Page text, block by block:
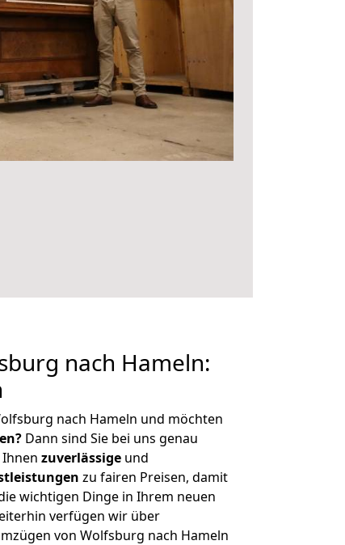
nach Hameln:
nach Hameln und möchten
Dann sind Sie bei uns genau
zuverlässige und
zu fairen Preisen, damit
wichtigen Dinge in Ihrem neuen
verfügen wir über
von Wolfsburg nach Hameln